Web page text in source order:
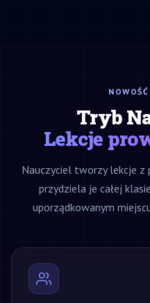
Tryb
Lekcje
Nauczyciel tworzy lekcje z
przydziela je całej
uporządkowanym